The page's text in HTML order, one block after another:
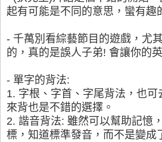
起有可能是不同的意思，蠻有趣
- 千萬別看綜藝節目的遊戲，尤
的，真的是誤人子弟! 會讓你的
- 單字的背法:
1. 字根、字首、字尾背法，也可
來背也是不錯的選擇。
2. 諧音背法: 雖然可以幫助記憶
標，知道標準發音，而不是變成